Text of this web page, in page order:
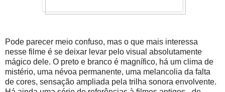
Pode parecer meio confuso, mas o que mais interessa
nesse filme é se deixar levar pelo visual absolutamente
mágico dele. O preto e branco é magnífico, há um clima de
mistério, uma névoa permanente, uma melancolia da falta
de cores, sensação ampliada pela trilha sonora envolvente.